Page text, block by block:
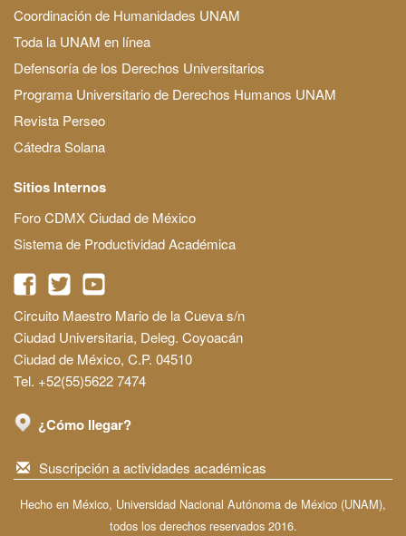
Coordinación de Humanidades UNAM
Toda la UNAM en línea
Defensoría de los Derechos Universitarios
Programa Universitario de Derechos Humanos UNAM
Revista Perseo
Cátedra Solana
Sitios Internos
Foro CDMX Ciudad de México
Sistema de Productividad Académica
Circuito Maestro Mario de la Cueva s/n
Ciudad Universitaria, Deleg. Coyoacán
Ciudad de México, C.P. 04510
Tel. +52(55)5622 7474
¿Cómo llegar?
Suscripción a actividades académicas
Hecho en México, Universidad Nacional Autónoma de México (UNAM),
todos los derechos reservados 2016.